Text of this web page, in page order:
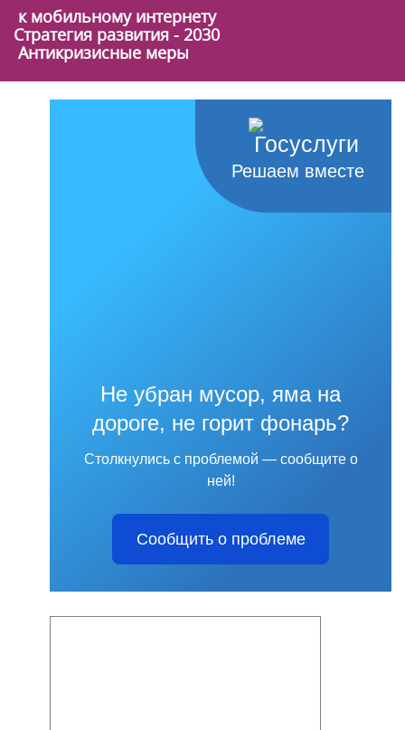
к мобильному интернету
Стратегия развития - 2030
Антикризисные меры
Решаем вместе
Не убран мусор, яма на
дороге, не горит фонарь?
Столкнулись с проблемой — сообщите о
ней!
Сообщить о проблеме